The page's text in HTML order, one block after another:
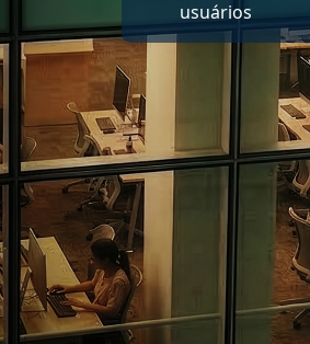
usuários